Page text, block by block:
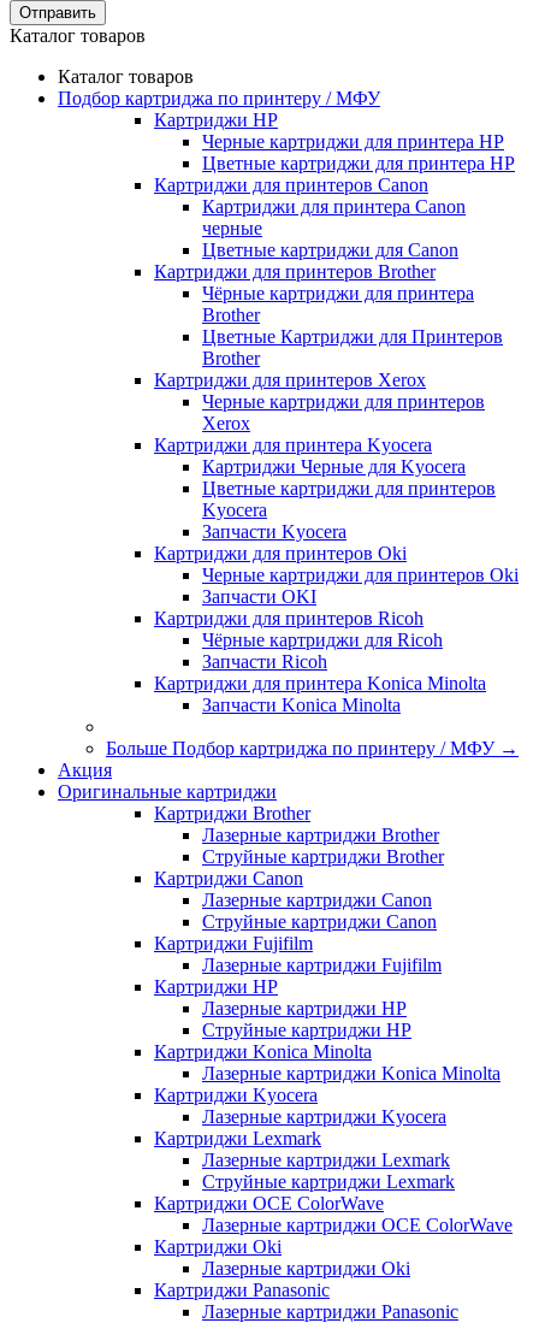
Отправить
Каталог товаров
Каталог товаров
Подбор картриджа по принтеру / МФУ
Картриджи HP
Черные картриджи для принтера HP
Цветные картриджи для принтера HP
Картриджи для принтеров Сanon
Картриджи для принтера Сanon
черные
Цветные картриджи для Сanon
Картриджи для принтеров Brother
Чёрные картриджи для принтера
Brother
Цветные Картриджи для Принтеров
Brother
Картриджи для принтеров Xerox
Черные картриджи для принтеров
Xerox
Картриджи для принтера Kyocera
Картриджи Черные для Kyocera
Цветные картриджи для принтеров
Kyocera
Запчасти Kyocera
Картриджи для принтеров Oki
Черные картриджи для принтеров Oki
Запчасти OKI
Картриджи для принтеров Ricoh
Чёрные картриджи для Ricoh
Запчасти Ricoh
Картриджи для принтера Konica Minolta
Запчасти Koniсa Minolta
Больше Подбор картриджа по принтеру / МФУ →
Акция
Оригинальные картриджи
Картриджи Brother
Лазерные картриджи Brother
Струйные картриджи Brother
Картриджи Canon
Лазерные картриджи Canon
Струйные картриджи Canon
Картриджи Fujifilm
Лазерные картриджи Fujifilm
Картриджи HP
Лазерные картриджи HP
Струйные картриджи HP
Картриджи Konica Minolta
Лазерные картриджи Konica Minolta
Картриджи Kyocera
Лазерные картриджи Kyocera
Картриджи Lexmark
Лазерные картриджи Lexmark
Струйные картриджи Lexmark
Картриджи OCE ColorWave
Лазерные картриджи OCE ColorWave
Картриджи Oki
Лазерные картриджи Oki
Картриджи Panasonic
Лазерные картриджи Panasonic